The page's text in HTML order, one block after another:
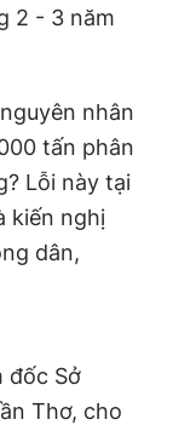
2 - 3 năm
nhân
tấn phân
Lỗi này tại
kiến nghị
dân,
đốc Sở
Thơ, cho